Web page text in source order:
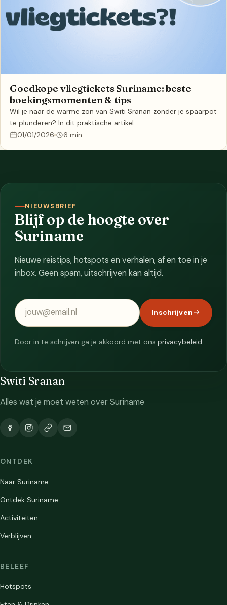
Goedkope vliegtickets Suriname: beste
boekingsmomenten & tips
Wil je naar de warme zon van Switi Sranan zonder je spaarpot
te plunderen? In dit praktische artikel…
01/01/2026
6 min
NIEUWSBRIEF
Blijf op de hoogte over
Suriname
Nieuwe reistips, hotspots en verhalen, af en toe in je
inbox. Geen spam, uitschrijven kan altijd.
E-mailadres
Inschrijven
Door in te schrijven ga je akkoord met ons privacybeleid.
Switi Sranan
Alles wat je moet weten over Suriname
ONTDEK
Naar Suriname
Ontdek Suriname
Activiteiten
Verblijven
BELEEF
Hotspots